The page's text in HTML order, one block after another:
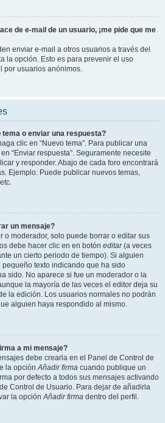
de e-mail de un usuario, ¡me pide que me
enviar e-mail a otros usuarios a través del
la opción. Esto es para prevenir el uso
por usuarios anónimos.
o enviar una respuesta?
clic en “Nuevo tema”. Para publicar una
“Enviar respuesta”. Seguramente necesite
y responder. Abajo de cada foro encontrará
Ejemplo: Puede publicar nuevos temas,
un mensaje?
o moderador, solo puede borrar o editar sus
debe hacer clic en en botón editar(a veces
un cierto periodo de tiempo). Si alguien
texto indicando que ha sido
sido. No aparece si fue un moderador o la
la mayoría de las veces el editor deja su
la edición. Los usuarios normales no podrán
alguien haya respondido al mismo.
a mi mensaje?
debe crearla en el Panel de Control de
la opciónAñadir firma cuando publique un
por defecto a todos sus mensajes activando
Control de Usuario. Para dejar de añadirla
la opciónAñadir firma dentro del perfil.